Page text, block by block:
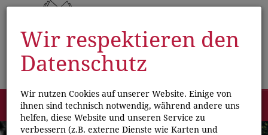
Wir respektieren den
Datenschutz
Wir nutzen Cookies auf unserer Website. Einige von
ihnen sind technisch notwendig, während andere uns
helfen, diese Website und unseren Service zu
verbessern (z.B. externe Dienste wie Karten und
Menü